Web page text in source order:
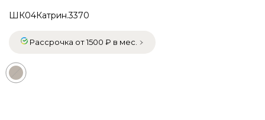
ШК04Катрин.3370
Рассрочка от 1500 ₽ в мес.